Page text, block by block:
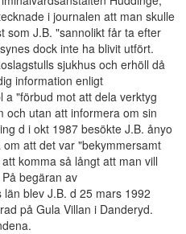
i journalen att man skulle
som J.B. "sannolikt får ta efter
dock inte ha blivit utfört.
sjukhus och erhöll då
information enligt
a "förbud mot att dela verktyg
och utan att informera om sin
d i okt 1987 besökte J.B. ånyo
att det var "bekymmersamt
komma så långt att man vill
begäran av
blev J.B. d 25 mars 1992
på Gula Villan i Danderyd.